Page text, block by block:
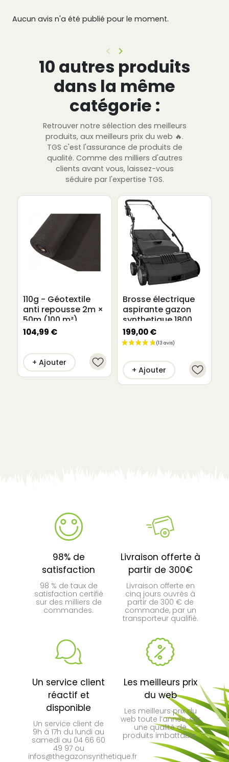
Aucun avis n'a été publié pour le moment.
Précédent
keyboard_arrow_left Suivant
keyboard_arrow_right
10 autres produits
dans la même
catégorie :
Retrouver notre sélection des meilleurs
produits, aux meilleurs prix du web 🔥.
TGS c'est l'assurance de produits de
qualité. Comme des milliers d'autres
clients avant vous, laissez-vous
séduire par l'expertise TGS.
110g - Géotextile
anti repousse 2m ×
50m (100 m²)
104,99 €
+ Ajouter
Brosse électrique
aspirante gazon
synthetique 1800
watts
199,00 €
+ Ajouter
98% de
satisfaction
98 % de taux de
satisfaction certifié
sur des milliers de
commandes.
Livraison offerte à
partir de 300€
Livraison offerte en
cinq jours ouvrés à
partir de 300 € de
commande, par un
transporteur qualifié.
Un service client
réactif et
disponible
Un service client de
9h à 17h du lundi au
samedi au 04 66 60
49 97 ou
infos@thegazonsynthetique.fr
Les meilleurs prix
du web
Les meilleurs prix du
web toute l’année, sur
une qualité de
produits imbattable.